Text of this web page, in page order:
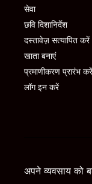
सेवा
छवि दिशानिर्देश
दस्तावेज़ सत्यापित करें
खाता बनाएं
प्रमाणीकरण प्रारंभ
लॉग इन करें
अपने व्यवसाय को